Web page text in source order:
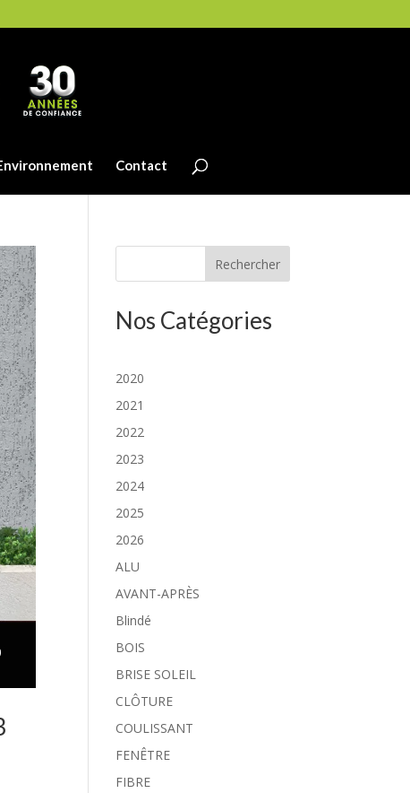
Contact
Rechercher
Nos Catégories
2020
2021
2022
2023
2024
2025
2026
ALU
AVANT-APRÈS
Blindé
BOIS
BRISE SOLEIL
CLÔTURE
COULISSANT
FENÊTRE
FIBRE